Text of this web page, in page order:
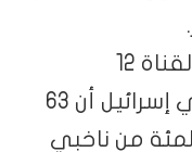
وأظهر إستطلاع للرأي أجرته القناة 12
التلفزيونية الأعلى تصنيفا في إسرائيل أن 63
من الإسرائيليين، و58 بالمئة من ناخبي